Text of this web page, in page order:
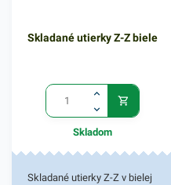
Skladané utierky Z-Z biele
Skladom
Skladané utierky Z-Z v bielej